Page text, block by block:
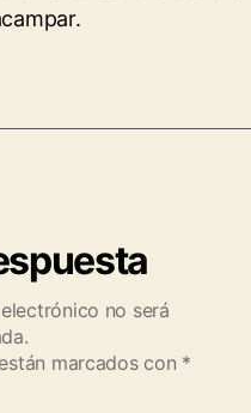
no será
marcados con *